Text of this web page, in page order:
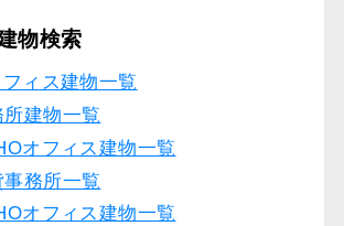
物検索
ィス建物一覧
建物一覧
オフィス建物一覧
務所一覧
オフィス建物一覧